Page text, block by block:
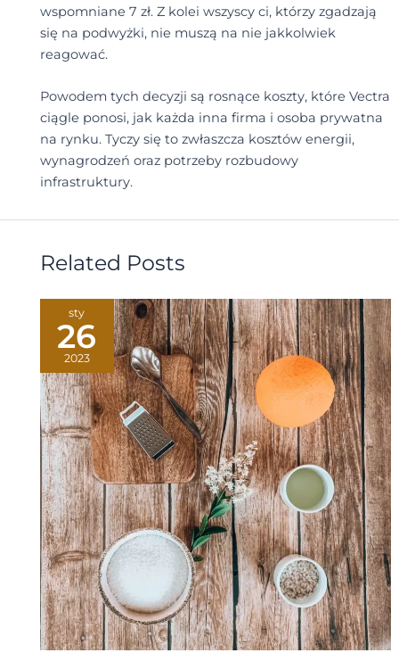
wspomniane 7 zł. Z kolei wszyscy ci, którzy zgadzają
się na podwyżki, nie muszą na nie jakkolwiek
reagować.
Powodem tych decyzji są rosnące koszty, które Vectra
ciągle ponosi, jak każda inna firma i osoba prywatna
na rynku. Tyczy się to zwłaszcza kosztów energii,
wynagrodzeń oraz potrzeby rozbudowy
infrastruktury.
Related Posts
sty
26
2023